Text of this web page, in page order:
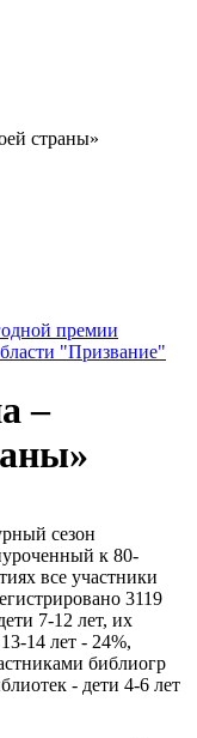
страны»
премии
"Призвание"
–
сезон
к 80-
все участники
3119
7-12 лет, их
14 лет - 24%,
библиогр
- дети 4-6 лет